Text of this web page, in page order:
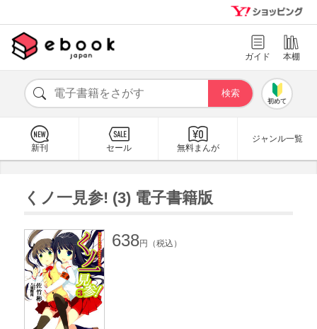
ガイド 本棚
初めて
新刊 セール 無料まんが
ジャンル一覧
くノ一見参! (3) 電子書籍版
638円（税込）